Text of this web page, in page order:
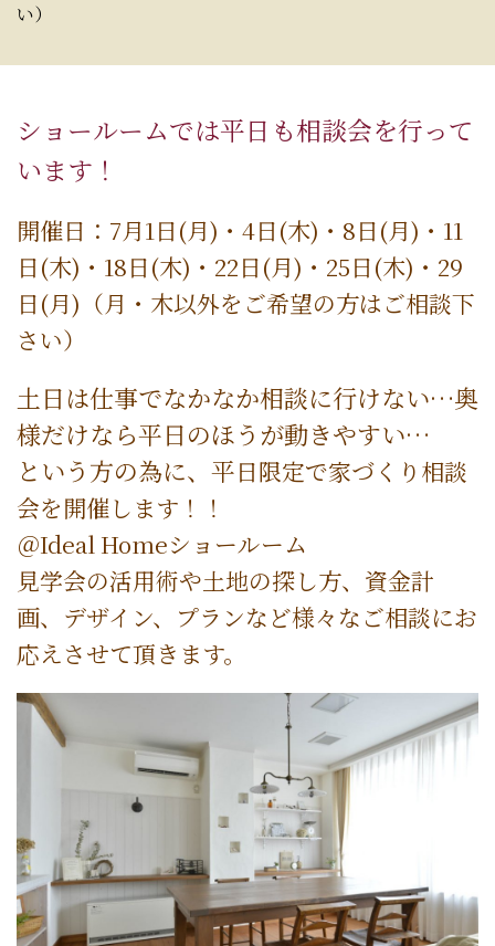
い）
ショールームでは平日も相談会を行って
います！
開催日：7月1日(月)・4日(木)・8日(月)・11
日(木)・18日(木)・22日(月)・25日(木)・29
日(月) （月・木以外を ご希望の方はご相談下
さい）
土日は仕事でなかなか相談に行けない…奥
様だけなら平日のほうが動きやすい…
という方の為に、平日限定で家づくり相談
会を開催します！！
＠Ideal Homeショールーム
見学会の活用術や土地の探し方、資金計
画、デザイン、プランなど様々なご相談にお
応えさせて頂きます。